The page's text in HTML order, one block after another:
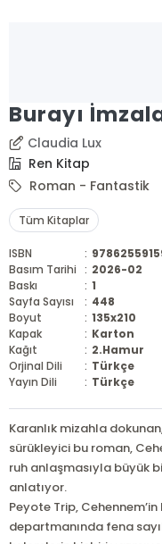
Burayı
Claudia Lux
Ren Kitap
Roman - Fantastik
Tüm Kitaplar
ISBN :
Basım Tarihi : 2026-02
Baskı
: 1
Sayfa Sayısı
: 448
Boyut
: 135x210
Kapak
: Karton
Kağıt
: 2.Hamur
Orjinal Dili
: Türkçe
Yayın Dili
: Türkçe
Karanlık mizahla
sürükleyici bu roman,
ruh anlaşmasıyla büyük
anlatıyor.
Peyote Trip,
departmanında fena